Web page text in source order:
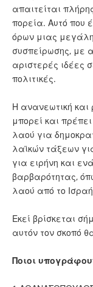
απαιτείται
πορεία. Αυτό που
όρων μιας
συσπείρωσης, με
αριστερές ιδέες
πολιτικές.
Η ανανεωτική και
μπορεί και
λαού για
λαϊκών τάξεων
για ειρήνη και
βαρβαρότητας,
λαού από το
Εκεί βρίσκεται
αυτόν τον σκοπό
Ποιοι